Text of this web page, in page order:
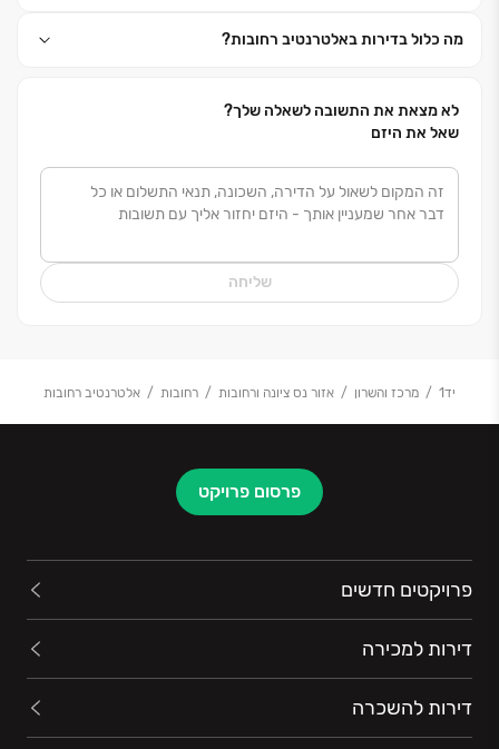
בכל שלב ושלב של קניית הדירה.
בערכים אלו מפתח להצלחה שלנו
ולשביעות הרצון שלכם.
מה כלול בדירות באלטרנטיב רחובות?
לא מצאת את התשובה לשאלה שלך?
שאל את היזם
שליחה
יד1 מרכז והשרון אזור נס ציונה ורחובות רחובות אלטרנטיב רחובות
פרסום פרויקט
פרויקטים חדשים
דירות למכירה
דירות להשכרה